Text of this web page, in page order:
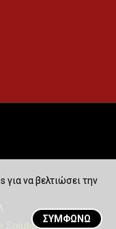
Solutions
για να βελτιώσει την
ΣΥΜΦΩΝΏ